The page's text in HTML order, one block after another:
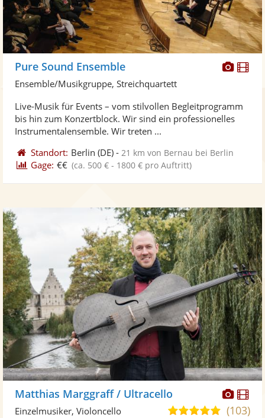
Fotos
Pure Sound Ensemble
Ensemble/Musikgruppe, Streichquartett
Live-Musik für Events – vom stilvollen Begleitprogramm
bis hin zum Konzertblock. Wir sind ein professionelles
Instrumentalensemble. Wir treten ...
Standort: Berlin (DE) - 21 km von Bernau bei Berlin
Gage: €€ (ca. 500 € - 1800 € pro Auftritt)
Matthias Marggraff / Ultracello
5,0(103)
Einzelmusiker, Violoncello